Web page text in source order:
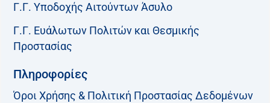
Γ.Γ. Υποδοχής Αιτούντων Άσυλο
Γ.Γ. Ευάλωτων Πολιτών και Θεσμικής
Προστασίας
Πληροφορίες
Όροι Χρήσης & Πολιτική Προστασίας Δεδομένων